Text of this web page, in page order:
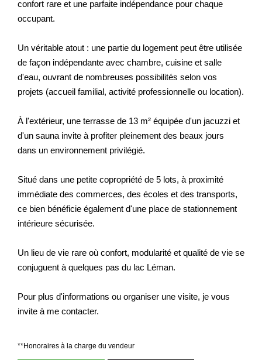
confort rare et une parfaite indépendance pour chaque
occupant.
Un véritable atout : une partie du logement peut être utilisée
de façon indépendante avec chambre, cuisine et salle
d'eau, ouvrant de nombreuses possibilités selon vos
projets (accueil familial, activité professionnelle ou location).
À l'extérieur, une terrasse de 13 m² équipée d'un jacuzzi et
d'un sauna invite à profiter pleinement des beaux jours
dans un environnement privilégié.
Situé dans une petite copropriété de 5 lots, à proximité
immédiate des commerces, des écoles et des transports,
ce bien bénéficie également d'une place de stationnement
intérieure sécurisée.
Un lieu de vie rare où confort, modularité et qualité de vie se
conjuguent à quelques pas du lac Léman.
Pour plus d'informations ou organiser une visite, je vous
invite à me contacter.
**Honoraires à la charge du vendeur